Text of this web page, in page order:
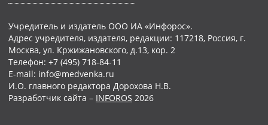
Учредитель и издатель ООО ИА «Инфорос».
Адрес учредителя, издателя, редакции: 117218, Россия, г.
Москва, ул. Кржижановского, д.13, кор. 2
Телефон: +7 (495) 718-84-11
E-mail: info@medvenka.ru
И.О. главного редактора Дорохова Н.В.
Разработчик сайта – INFOROS 2026